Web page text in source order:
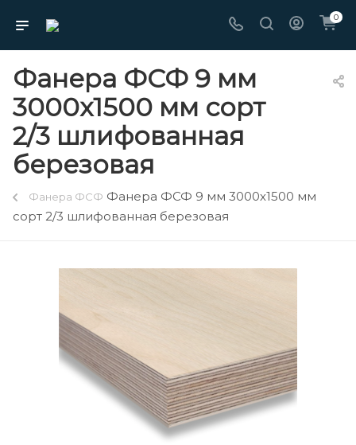
0
Фанера ФСФ 9 мм
3000х1500 мм сорт
2/3 шлифованная
березовая
Фанера ФСФ Фанера ФСФ 9 мм 3000х1500 мм
сорт 2/3 шлифованная березовая